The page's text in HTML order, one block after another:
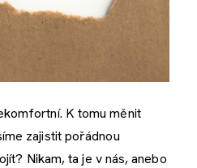
K tomu měnit
zajistit pořádnou
Nikam, ta je v nás, anebo